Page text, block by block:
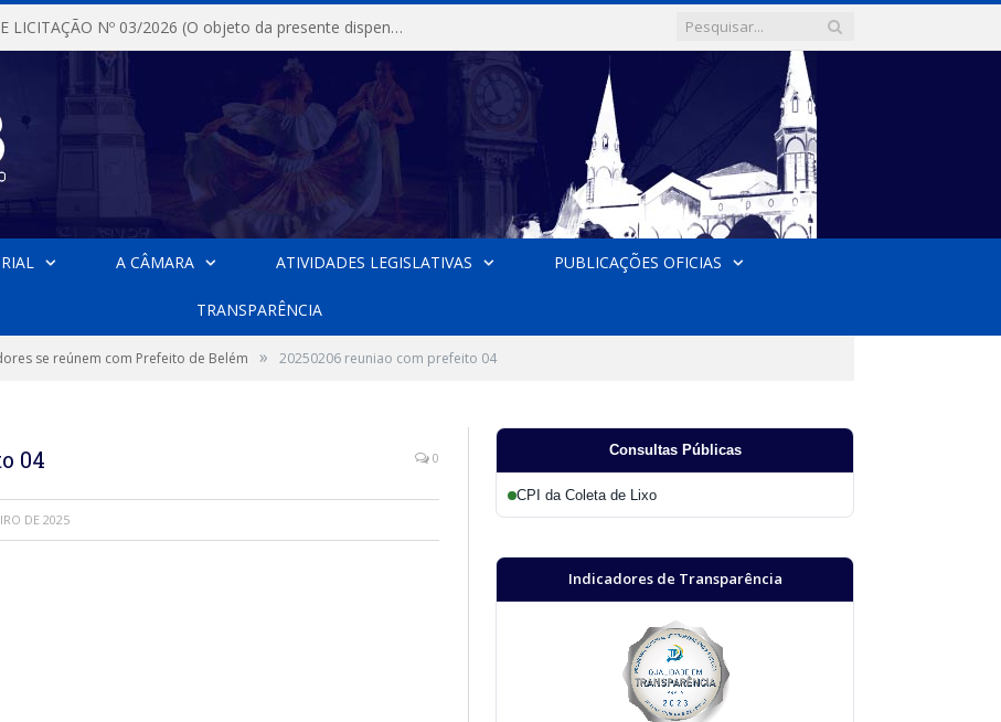
DISPENSA DE LICITAÇÃO Nº 03/2026 (O objeto da presente dispensa é a escolha da proposta mais vantajosa para a aquisição, de aparelhos de ar condicionado, tipo Split, com material de instalação e fogão industrial, conforme condições, quantidades e exigências estabelecidas no termo de referencia e neste aviso de contratação direta e seus anexos)
A CÂMARA ATIVIDADES LEGISLATIVAS PUBLICAÇÕES OFICIAS
TRANSPARÊNCIA
se reúnem com Prefeito de Belém » 20250206 reuniao com prefeito 04
04 0
DE 2025
Consultas Públicas
CPI da Coleta de Lixo
Indicadores de Transparência